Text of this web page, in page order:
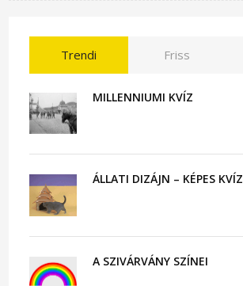
Trendi Friss
MILLENNIUMI KVÍZ
ÁLLATI DIZÁJN – KÉPES KVÍZ
A SZIVÁRVÁNY SZÍNEI